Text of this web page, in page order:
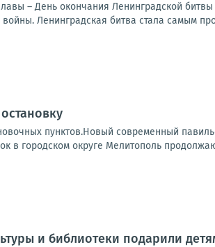
– День окончания Ленинградской
Ленинградская битва стала самым
пунктов.Новый современный
в городском округе Мелитополь
и библиотеки подарили